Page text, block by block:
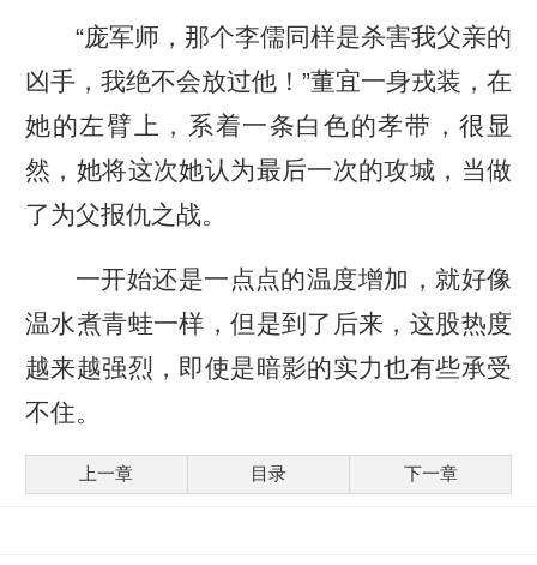
“庞军师，那个李儒同样是杀害我父亲的
凶手，我绝不会放过他！”董宜一身戎装，在
她的左臂上，系着一条白色的孝带，很显
然，她将这次她认为最后一次的攻城，当做
了为父报仇之战。
一开始还是一点点的温度增加，就好像
温水煮青蛙一样，但是到了后来，这股热度
越来越强烈，即使是暗影的实力也有些承受
不住。
上一章 目录 下一章